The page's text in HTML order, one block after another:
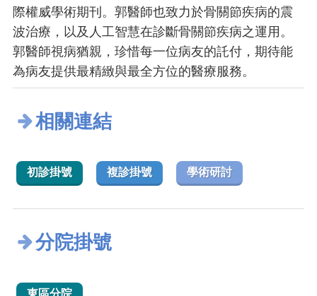
際權威學術期刊。郭醫師也致力於骨關節疾病的震
波治療，以及人工智慧在診斷骨關節疾病之運用。
郭醫師視病猶親，珍惜每一位病友的託付，期待能
為病友提供最精緻與最全方位的醫療服務。
相關連結
初診掛號 複診掛號 學術研討
分院掛號
東區分院